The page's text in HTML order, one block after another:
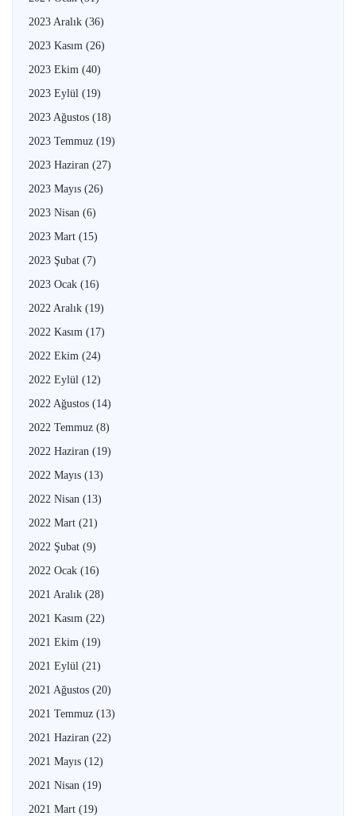
2023 Aralık (36)
2023 Kasım (26)
2023 Ekim (40)
2023 Eylül (19)
2023 Ağustos (18)
2023 Temmuz (19)
2023 Haziran (27)
2023 Mayıs (26)
2023 Nisan (6)
2023 Mart (15)
2023 Şubat (7)
2023 Ocak (16)
2022 Aralık (19)
2022 Kasım (17)
2022 Ekim (24)
2022 Eylül (12)
2022 Ağustos (14)
2022 Temmuz (8)
2022 Haziran (19)
2022 Mayıs (13)
2022 Nisan (13)
2022 Mart (21)
2022 Şubat (9)
2022 Ocak (16)
2021 Aralık (28)
2021 Kasım (22)
2021 Ekim (19)
2021 Eylül (21)
2021 Ağustos (20)
2021 Temmuz (13)
2021 Haziran (22)
2021 Mayıs (12)
2021 Nisan (19)
2021 Mart (19)